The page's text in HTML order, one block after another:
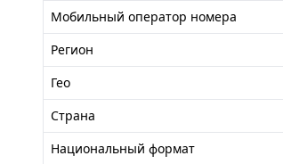
Мобильный оператор номера
Регион
Гео
Страна
Национальный формат